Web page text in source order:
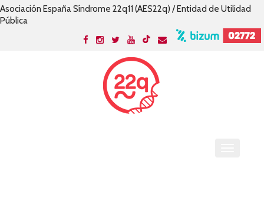
Asociación España Síndrome 22q11 (AES22q) / Entidad de Utilidad
Pública